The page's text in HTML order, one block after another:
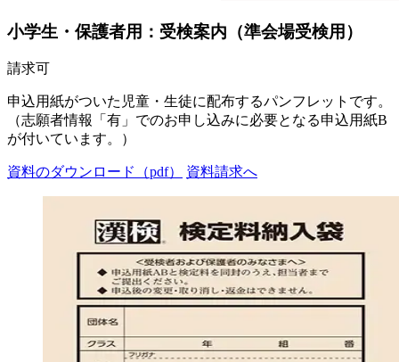
小学生・保護者用：受検案内（準会場受検用）
請求可
申込用紙がついた児童・生徒に配布するパンフレットです。
（志願者情報「有」でのお申し込みに必要となる申込用紙B
が付いています。）
資料のダウンロード（pdf） 資料請求へ